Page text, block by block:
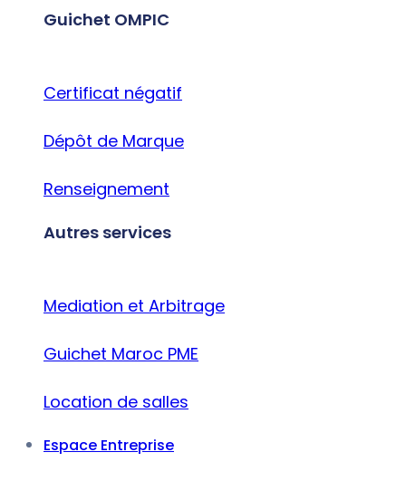
Guichet OMPIC
Certificat négatif
Dépôt de Marque
Renseignement
Autres services
Mediation et Arbitrage
Guichet Maroc PME
Location de salles
Espace Entreprise